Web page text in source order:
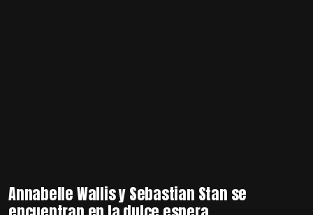
Annabelle Wallis y Sebastian Stan se